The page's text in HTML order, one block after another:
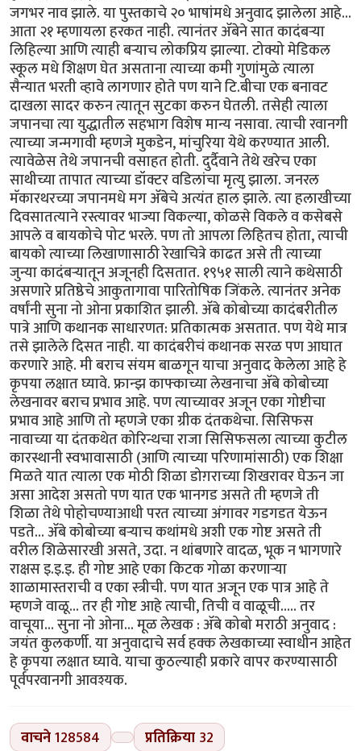
जगभर नाव झाले. या पुस्तकाचे २० भाषांमधे अनुवाद झालेला आहे...
आता २१ म्हणायला हरकत नाही. त्यानंतर ॲबेने सात कादंबऱ्या
लिहिल्या आणि त्याही बऱ्याच लोकप्रिय झाल्या. टोक्यो मेडिकल
स्कूल मधे शिक्षण घेत असताना त्याच्या कमी गुणांमुळे त्याला
सैन्यात भरती व्हावे लागणार होते पण याने टि.बीचा एक बनावट
दाखला सादर करुन त्यातून सुटका करुन घेतली. तसेही त्याला
जपानचा त्या युद्धातील सहभाग विशेष मान्य नसावा. त्याची रवानगी
त्याच्या जन्मगावी म्हणजे मुकडेन, मांचुरिया येथे करण्यात आली.
त्यावेळेस तेथे जपानची वसाहत होती. दुर्दैवाने तेथे खरेच एका
साथीच्या तापात त्याच्या डॉक्टर वडिलांचा मृत्यु झाला. जनरल
मॅकारथरच्या जपानमधे मग ॲबेचे अत्यंत हाल झाले. त्या हलाखीच्या
दिवसातत्याने रस्त्यावर भाज्या विकल्या, कोळसे विकले व कसेबसे
आपले व बायकोचे पोट भरले. पण तो आपला लिहितच होता, त्याची
बायको त्याच्या लिखाणासाठी रेखाचित्रे काढत असे ती त्याच्या
जुन्या कादंबऱ्यातून अजूनही दिसतात. १९५१ साली त्याने कथेसाठी
असणारे प्रतिष्ठेचे आकुतागावा पारितोषिक जिंकले. त्यानंतर अनेक
वर्षांनी सुना नो ओना प्रकाशित झाली. ॲबे कोबोच्या कादंबरीतील
पात्रे आणि कथानक साधारणत: प्रतिकात्मक असतात. पण येथे मात्र
तसे झालेले दिसत नाही. या कादंबरीचं कथानक सरळ पण आघात
करणारे आहे. मी बराच संयम बाळगून याचा अनुवाद केलेला आहे हे
कृपया लक्षात घ्यावे. फ्रान्झ काफ्काच्या लेखनाचा ॲबे कोबोच्या
लेखनावर बराच प्रभाव आहे. पण त्याच्यावर अजून एका गोष्टीचा
प्रभाव आहे आणि तो म्हणजे एका ग्रीक दंतकथेचा. सिसिफस
नावाच्या या दंतकथेत कोरिन्थचा राजा सिसिफसला त्याच्या कुटील
कारस्थानी स्वभावासाठी (आणि त्याच्या परिणामांसाठी) एक शिक्षा
मिळते यात त्याला एक मोठी शिळा डोग़राच्या शिखरावर घेऊन जा
असा आदेश असतो पण यात एक भानगड असते ती म्हणजे ती
शिळा तेथे पोहोचण्याआधी परत त्याच्या अंगावर गडगडत येऊन
पडते... ॲबे कोबोच्या बऱ्याच कथांमधे अशी एक गोष्ट असते ती
वरील शिळेसारखी असते, उदा. न थांबणारे वादळ, भूक न भागणारे
राक्षस इ.इ.इ. ही गोष्ट आहे एका किटक गोळा करणाऱ्या
शाळामास्तराची व एका स्त्रीची. पण यात अजून एक पात्र आहे ते
म्हणजे वाळू... तर ही गोष्ट आहे त्याची, तिची व वाळूची..... तर
वाचूया... सुना नो ओना... मूळ लेखक : ॲबे कोबो मराठी अनुवाद :
जयंत कुलकर्णी. या अनुवादाचे सर्व हक्क लेखकाच्या स्वाधीन आहेत
हे कृपया लक्षात घ्यावे. याचा कुठल्याही प्रकारे वापर करण्यासाठी
पूर्वपरवानगी आवश्यक.
वाचने128584 प्रतिक्रिया 32